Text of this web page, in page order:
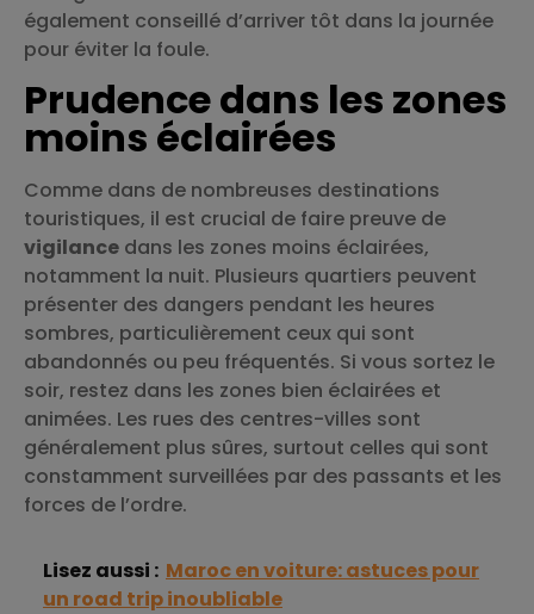
également conseillé d’arriver tôt dans la journée
pour éviter la foule.
Prudence dans les zones
moins éclairées
Comme dans de nombreuses destinations
touristiques, il est crucial de faire preuve de
vigilance dans les zones moins éclairées,
notamment la nuit. Plusieurs quartiers peuvent
présenter des dangers pendant les heures
sombres, particulièrement ceux qui sont
abandonnés ou peu fréquentés. Si vous sortez le
soir, restez dans les zones bien éclairées et
animées. Les rues des centres-villes sont
généralement plus sûres, surtout celles qui sont
constamment surveillées par des passants et les
forces de l’ordre.
Lisez aussi : Maroc en voiture: astuces pour
un road trip inoubliable